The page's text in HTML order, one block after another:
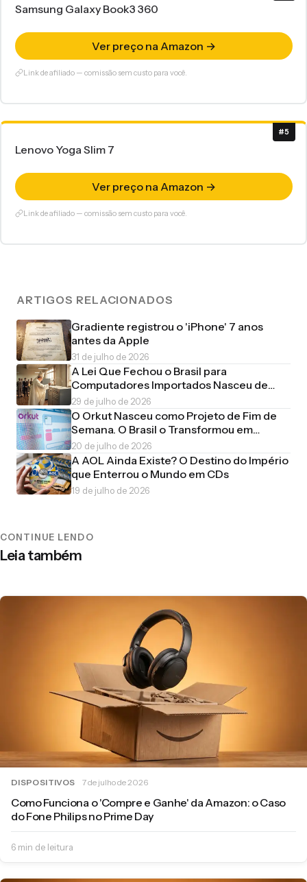
Samsung Galaxy Book3 360
Ver preço na Amazon →
Link de afiliado — comissão sem custo para você.
#5
Lenovo Yoga Slim 7
Ver preço na Amazon →
Link de afiliado — comissão sem custo para você.
ARTIGOS RELACIONADOS
Gradiente registrou o 'iPhone' 7 anos
antes da Apple
31 de julho de 2026
A Lei Que Fechou o Brasil para
Computadores Importados Nasceu de
uma Piada de Estudante
29 de julho de 2026
O Orkut Nasceu como Projeto de Fim de
Semana. O Brasil o Transformou em
Império
20 de julho de 2026
A AOL Ainda Existe? O Destino do Império
que Enterrou o Mundo em CDs
19 de julho de 2026
CONTINUE LENDO
Leia também
DISPOSITIVOS 7 de julho de 2026
Como Funciona o 'Compre e Ganhe' da Amazon: o Caso
do Fone Philips no Prime Day
6 min de leitura